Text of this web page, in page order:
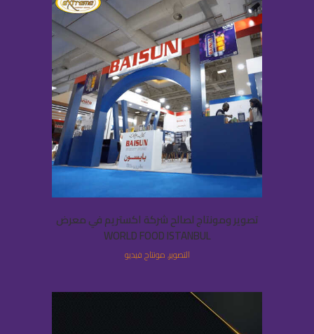
تصوير ومونتاج لصالح شركة اكستريم في معرض
WORLD FOOD ISTANBUL
التصوير, مونتاج فيديو